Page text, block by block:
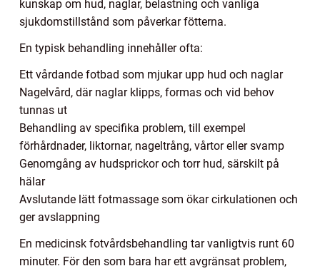
kunskap om hud, naglar, belastning och vanliga
sjukdomstillstånd som påverkar fötterna.
En typisk behandling innehåller ofta:
Ett vårdande fotbad som mjukar upp hud och naglar
Nagelvård, där naglar klipps, formas och vid behov
tunnas ut
Behandling av specifika problem, till exempel
förhårdnader, liktornar, nageltrång, vårtor eller svamp
Genomgång av hudsprickor och torr hud, särskilt på
hälar
Avslutande lätt fotmassage som ökar cirkulationen och
ger avslappning
En medicinsk fotvårdsbehandling tar vanligtvis runt 60
minuter. För den som bara har ett avgränsat problem,